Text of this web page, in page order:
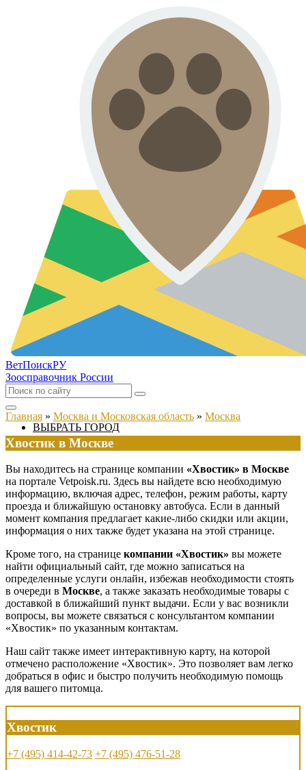
ВетПоискРУ
Зоосправочник России
ВЫБРАТЬ ГОРОД
Главная » Москва и Московская область » Москва
Хвостик в Москве
Вы находитесь на странице компании «Хвостик» в Москве
на портале Vetpoisk.ru. Здесь вы найдете всю необходимую
информацию, включая адрес, телефон, режим работы, карту
проезда и ближайшую остановку автобуса. Если в данный
момент компания предлагает какие-либо скидки или акции,
информация о них также будет указана на этой странице.
Кроме того, на странице компании «Хвостик» вы можете
найти официальный сайт, где можно записаться на
определенные услуги онлайн, избежав необходимости стоять
в очереди в Москве, а также заказать необходимые товары с
доставкой в ближайший пункт выдачи. Если у вас возникли
вопросы, вы можете связаться с консультантом компании
«Хвостик» по указанным контактам.
Наш сайт также имеет интерактивную карту, на которой
отмечено расположение «Хвостик». Это позволяет вам легко
добраться в офис и быстро получить необходимую помощь
для вашего питомца.
Хвостик
+7 (495) 414-42-73 +7 (495) 476-51-28